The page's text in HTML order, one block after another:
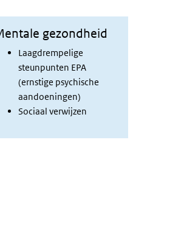
gezondheid
Laagdrempelige
steunpunten EPA
(ernstige psychische
aandoeningen)
Sociaal verwijzen